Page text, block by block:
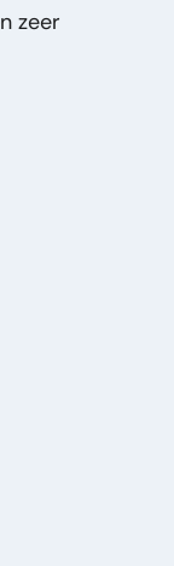
zeer